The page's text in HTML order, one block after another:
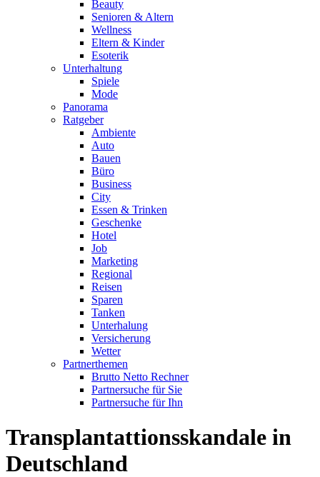
Beauty
Senioren & Altern
Wellness
Eltern & Kinder
Esoterik
Unterhaltung
Spiele
Mode
Panorama
Ratgeber
Ambiente
Auto
Bauen
Büro
Business
City
Essen & Trinken
Geschenke
Hotel
Job
Marketing
Regional
Reisen
Sparen
Tanken
Unterhalung
Versicherung
Wetter
Partnerthemen
Brutto Netto Rechner
Partnersuche für Sie
Partnersuche für Ihn
Transplantattionsskandale in
Deutschland